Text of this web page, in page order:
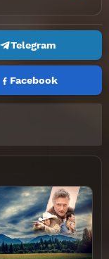
Telegram
Facebook